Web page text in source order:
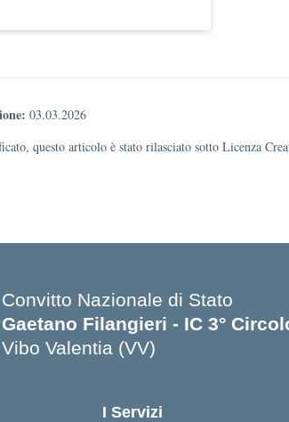
03.03.2026
questo articolo è stato rilasciato sotto Licenza
Convitto Nazionale di Stato
Gaetano Filangieri - IC 3°
Vibo Valentia (VV)
I Servizi